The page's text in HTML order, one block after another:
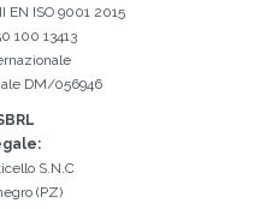
obbligatorio
è obbligatorio
obbligatorio
obbligatorio
è obbligatorio
obbligatorio
non valida
la Privacy Policy
la propria casella e-
il seguente errore:
EN ISO 9001 2015
100 13413
DM/056946
S.N.C
(PZ)